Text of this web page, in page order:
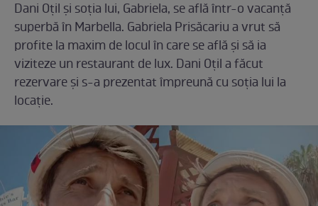
Dani Oțil și soția lui, Gabriela, se află într-o vacanță
superbă în Marbella. Gabriela Prisăcariu a vrut să
profite la maxim de locul în care se află și să ia
viziteze un restaurant de lux. Dani Oțil a făcut
rezervare și s-a prezentat împreună cu soția lui la
locație.